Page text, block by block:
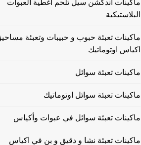
ماكينات اندكشن سيل تلحم اغطية العبوات
البلاستيكية
ماكينات تعبئة حبوب و حبيبات وتعبئة
اكياس اوتوماتيك
ماكينات تعبئة سوائل
ماكينات تعبئة سوائل اوتوماتيك
ماكينات تعبئة سوائل في عبوات وأكياس
ماكينات تعبئة نشا و دقيق و بن في اكياس